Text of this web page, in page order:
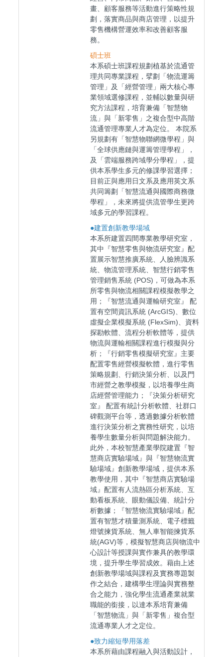
畫、顧客服務等活動進行策略性規
劃，落實商品與商店管理，以提升
零售機構營運效率和改善顧客服
務。
碩士班
本系碩士班課程規劃植基於流通管
理共同專業課程，擘劃「物流運籌
管理」及「經營管理」兩大核心專
業領域選修課程，並輔以數量與研
究方法課程，培育兼備「智慧物
流」與「新零售」之複合型中高階
流通管理專業人才為定位。 本院系
另規劃有「智慧物聯網微學程」與
「全球供應鏈與運籌管理學程」，
及「雲端服務跨域學分學程」，提
供本系學生多元的修課學習選擇；
目前正與應用日文系及應用英文系
共同籌劃「智慧流通與國際商務微
學程」，未來將提供流管學生更跨
域多元的學習課程。
●建置創新教學場域
本系所建置四間專業教學研究室，
其中『智慧零售與物流研究室』配
置展示智慧推廣系統、人臉辨識系
統、物流管理系統、智慧行銷零售
管理銷售系統 (POS)，可做為本系
所零售與物流相關課程模擬教學之
用；『智慧流通與運輸研究室』 配
置有空間資訊系統 (ArcGIS)、數位
虛擬企業模擬系統 (FlexSim)、資料
探勘軟體、流程分析軟體等，提供
物流與運輸相關課程進行模擬與分
析；『行銷零售模擬研究室』主要
配置零售經營模擬軟體，進行零售
策略規劃、行銷決策分析、以及門
市經營之教學模擬，以培養學生商
店經營管理能力；『決策分析研究
室』 配置有統計分析軟體、社群口
碑觀測平台等，透過數據分析軟體
進行決策分析之實務性研究，以培
養學生數量分析與問題解決能力。
此外，本校智慧產業學院建置『智
慧商店實驗場域』與『智慧物流實
驗場域』創新教學場域，提供本系
教學使用，其中『智慧商店實驗場
域』配置有人流熱區分析系統、互
動看板系統、眼動儀設備、統計分
析數據；『智慧物流實驗場域』配
置有智慧才積量測系統、電子標籤
燈號揀貨系統、無人車智能揀貨系
統(AGV)等，模擬智慧商店與物流中
心設計等授課與實作兼具的教學環
境，提升學生學習成效。藉由上述
創新教學場域與課程及實務專題製
作之結合，建構學生理論與實務整
合之能力，強化學生流通產業就業
職能的銜接，以達本系培育兼備
「智慧物流」與「新零售」複合型
流通專業人才之定位。
●致力縮短學用落差
本系所藉由課程融入與活動設計，